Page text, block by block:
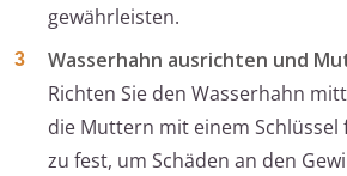
gewährleisten.
Wasserhahn ausrichten und
Richten Sie den Wasserhahn
die Muttern mit einem Schlüssel
zu fest, um Schäden an den